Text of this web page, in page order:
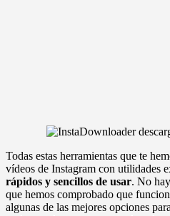
Todas estas herramientas que te
vídeos de Instagram con utilidades
rápidos y sencillos de usar. No
que hemos comprobado que
algunas de las mejores opciones